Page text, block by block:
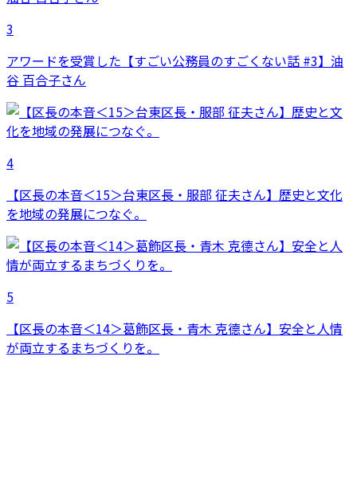
3
アワードを受賞した【すごい公務員のすごくない話 #3】油
谷 百合子さん
4
【区長の本音＜15＞台東区長・服部 征夫さん】歴史と文化
を地域の発展につなぐ。
5
【区長の本音＜14＞葛飾区長・青木 克德さん】安全と人情
が両立するまちづくりを。